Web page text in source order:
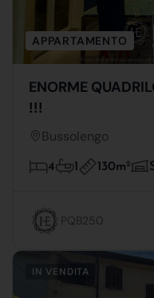
APPARTAMENTO
ENORME
!!!
Bussolengo
4 1 130m2
PQB250
IN VENDITA